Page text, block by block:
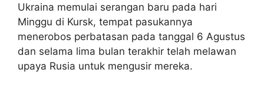
Ukraina memulai serangan baru pada hari
Minggu di Kursk, tempat pasukannya
menerobos perbatasan pada tanggal 6 Agustus
dan selama lima bulan terakhir telah melawan
upaya Rusia untuk mengusir mereka.